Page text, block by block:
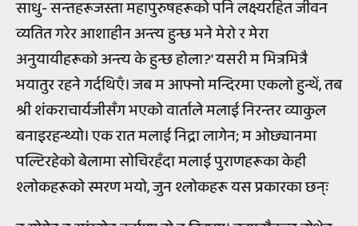
साधु- सन्तहरूजस्ता महापुरुषहरूको पनि लक्ष्यरहित जीवन
व्यतित गरेर आशाहीन अन्त्य हुन्छ भने मेरो र मेरा
अनुयायीहरूको अन्त्य के हुन्छ होला?' यसरी म भित्रभित्रै
भयातुर रहने गर्दथिएँ। जब म आफ्नो मन्दिरमा एकलो हुन्थें, तब
श्री शंकराचार्यजीसँग भएको वार्ताले मलाई निरन्तर व्याकुल
बनाइरहन्थ्यो। एक रात मलाई निद्रा लागेन; म ओछ्यानमा
पल्टिरहेको बेलामा सोचिरहँदा मलाई पुराणहरूका केही
श्लोकहरूको स्मरण भयो, जुन श्लोकहरू यस प्रकारका छन्ः